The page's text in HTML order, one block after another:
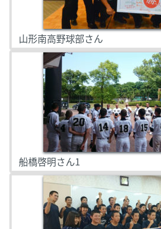
山形南高野球部さん
船橋啓明さん1